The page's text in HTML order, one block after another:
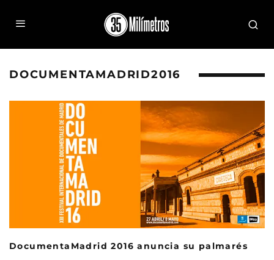
DOCUMENTAMADRID2016
DocumentaMadrid 2016 anuncia su palmarés